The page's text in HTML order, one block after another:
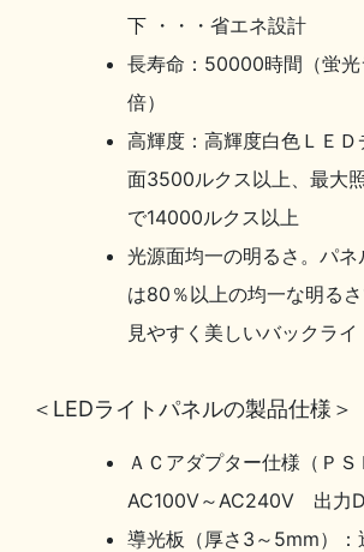
下 ・・・省エネ設計
長寿命：50000時間（蛍
倍）
高輝度：高輝度白色ＬＥＤ
面3500ルクス以上、最大
で14000ルクス以上
光源面均一の明るさ。パ
は80％以上の均一な明る
見やすく美しいバックライ
＜LEDライトパネルの製品仕様＞
ＡＣアダプター仕様（ＰＳ
AC100V～AC240V 出力
導光板（厚さ3～5mm）